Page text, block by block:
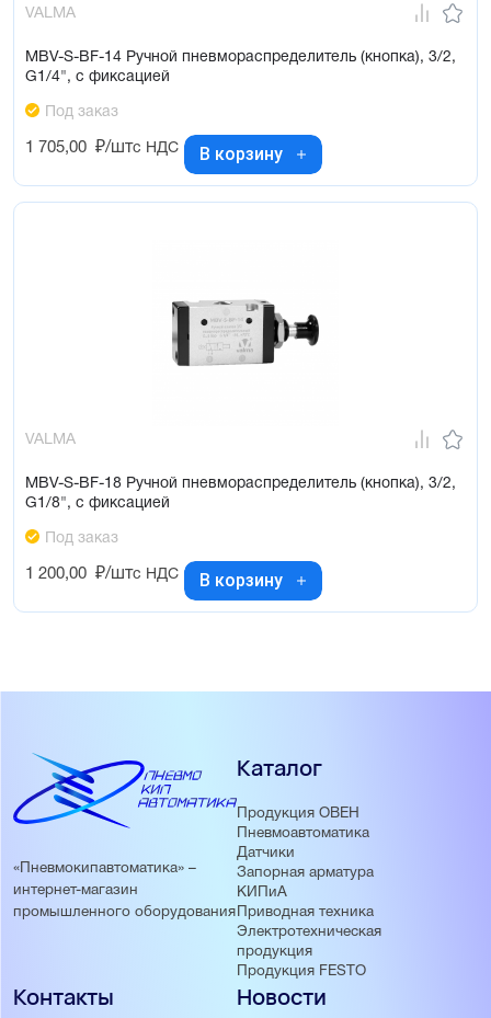
VALMA
MBV-S-BF-14 Ручной пневмораспределитель (кнопка), 3/2,
G1/4", с фиксацией
Под заказ
1 705,00 ₽/штс НДС В корзину
VALMA
MBV-S-BF-18 Ручной пневмораспределитель (кнопка), 3/2,
G1/8", с фиксацией
Под заказ
1 200,00 ₽/штс НДС В корзину
«Пневмокипавтоматика» –
интернет-магазин
промышленного оборудования
Каталог
Продукция ОВЕН
Пневмоавтоматика
Датчики
Запорная арматура
КИПиА
Приводная техника
Электротехническая
продукция
Продукция FESTO
Новости
Контакты